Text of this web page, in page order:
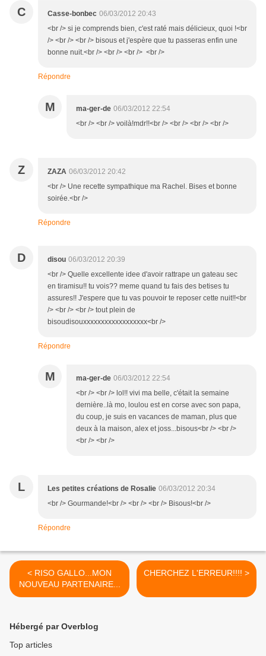
C Casse-bonbec 06/03/2012 20:43
<br /> si je comprends bien, c'est raté mais délicieux, quoi !<br
/> <br /> <br /> bisous et j'espère que tu passeras enfin une
bonne nuit.<br /> <br /> <br /> <br />
Répondre
M ma-ger-de 06/03/2012 22:54
<br /> <br /> voilà!mdr!!<br /> <br /> <br /> <br />
Z ZAZA 06/03/2012 20:42
<br /> Une recette sympathique ma Rachel. Bises et bonne
soirée.<br />
Répondre
D disou 06/03/2012 20:39
<br /> Quelle excellente idee d'avoir rattrape un gateau sec
en tiramisu!! tu vois?? meme quand tu fais des betises tu
assures!! J'espere que tu vas pouvoir te reposer cette nuit!!<br
/> <br /> <br /> tout plein de
bisoudisouxxxxxxxxxxxxxxxxxx<br />
Répondre
M ma-ger-de 06/03/2012 22:54
<br /> <br /> lol!! vivi ma belle, c'était la semaine
dernière..là mo, loulou est en corse avec son papa,
du coup, je suis en vacances de maman, plus que
deux à la maison, alex et joss...bisous<br /> <br />
<br /> <br />
L Les petites créations de Rosalie 06/03/2012 20:34
<br /> Gourmande!<br /> <br /> <br /> Bisous!<br />
Répondre
< RISO GALLO...MON
NOUVEAU PARTENAIRE...
CHERCHEZ L'ERREUR!!!! >
Hébergé par Overblog
Top articles